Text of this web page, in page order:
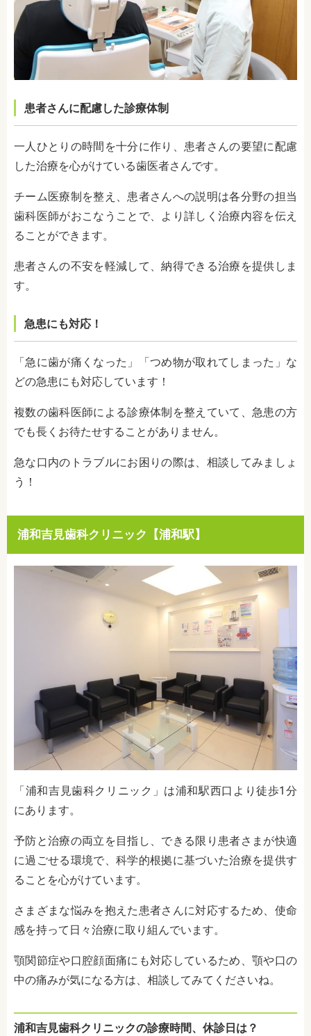
患者さんに配慮した診療体制
一人ひとりの時間を十分に作り、患者さんの要望に配慮
した治療を心がけている歯医者さんです。
チーム医療制を整え、患者さんへの説明は各分野の担当
歯科医師がおこなうことで、より詳しく治療内容を伝え
ることができます。
患者さんの不安を軽減して、納得できる治療を提供しま
す。
急患にも対応！
「急に歯が痛くなった」「つめ物が取れてしまった」な
どの急患にも対応しています！
複数の歯科医師による診療体制を整えていて、急患の方
でも長くお待たせすることがありません。
急な口内のトラブルにお困りの際は、相談してみましょ
う！
浦和吉見歯科クリニック【浦和駅】
「浦和吉見歯科クリニック」は浦和駅西口より徒歩1分
にあります。
予防と治療の両立を目指し、できる限り患者さまが快適
に過ごせる環境で、科学的根拠に基づいた治療を提供す
ることを心がけています。
さまざまな悩みを抱えた患者さんに対応するため、使命
感を持って日々治療に取り組んでいます。
顎関節症や口腔顔面痛にも対応しているため、顎や口の
中の痛みが気になる方は、相談してみてくださいね。
浦和吉見歯科クリニックの診療時間、休診日は？